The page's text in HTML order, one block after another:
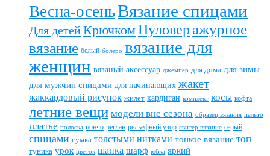
Весна-осеньВязание спицами
Для детейКрючкомПуловер ажурное
вязание белый болеро вязание для
женщин вязаный аксессуар джемпер для дома для зимы
для мужчин спицами для начинающих жакет
жаккардовый рисунок жилет кардиган комплект косы кофта
летние вещи модели вне сезона образец вязания пальто
платье полоска пончо реглан рельефный узор свитер вязание серый
спицами сумка толстыми нитками тонкое вязание топ
туника урок цветок шапка шарф юбка яркий